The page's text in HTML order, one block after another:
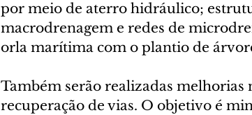
por meio de aterro hidráulico;
macrodrenagem e redes de
orla marítima com o plantio de
Também serão realizadas melhorias
recuperação de vias. O objetivo é